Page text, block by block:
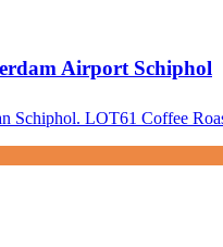
Airport Schiphol
Schiphol. LOT61 Coffee